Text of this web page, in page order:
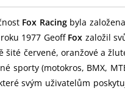
Fox Racingbyla
1977 Geoff Fox založil
červené, oranžové a
sporty (motokros, BMX,
svým uživatelům